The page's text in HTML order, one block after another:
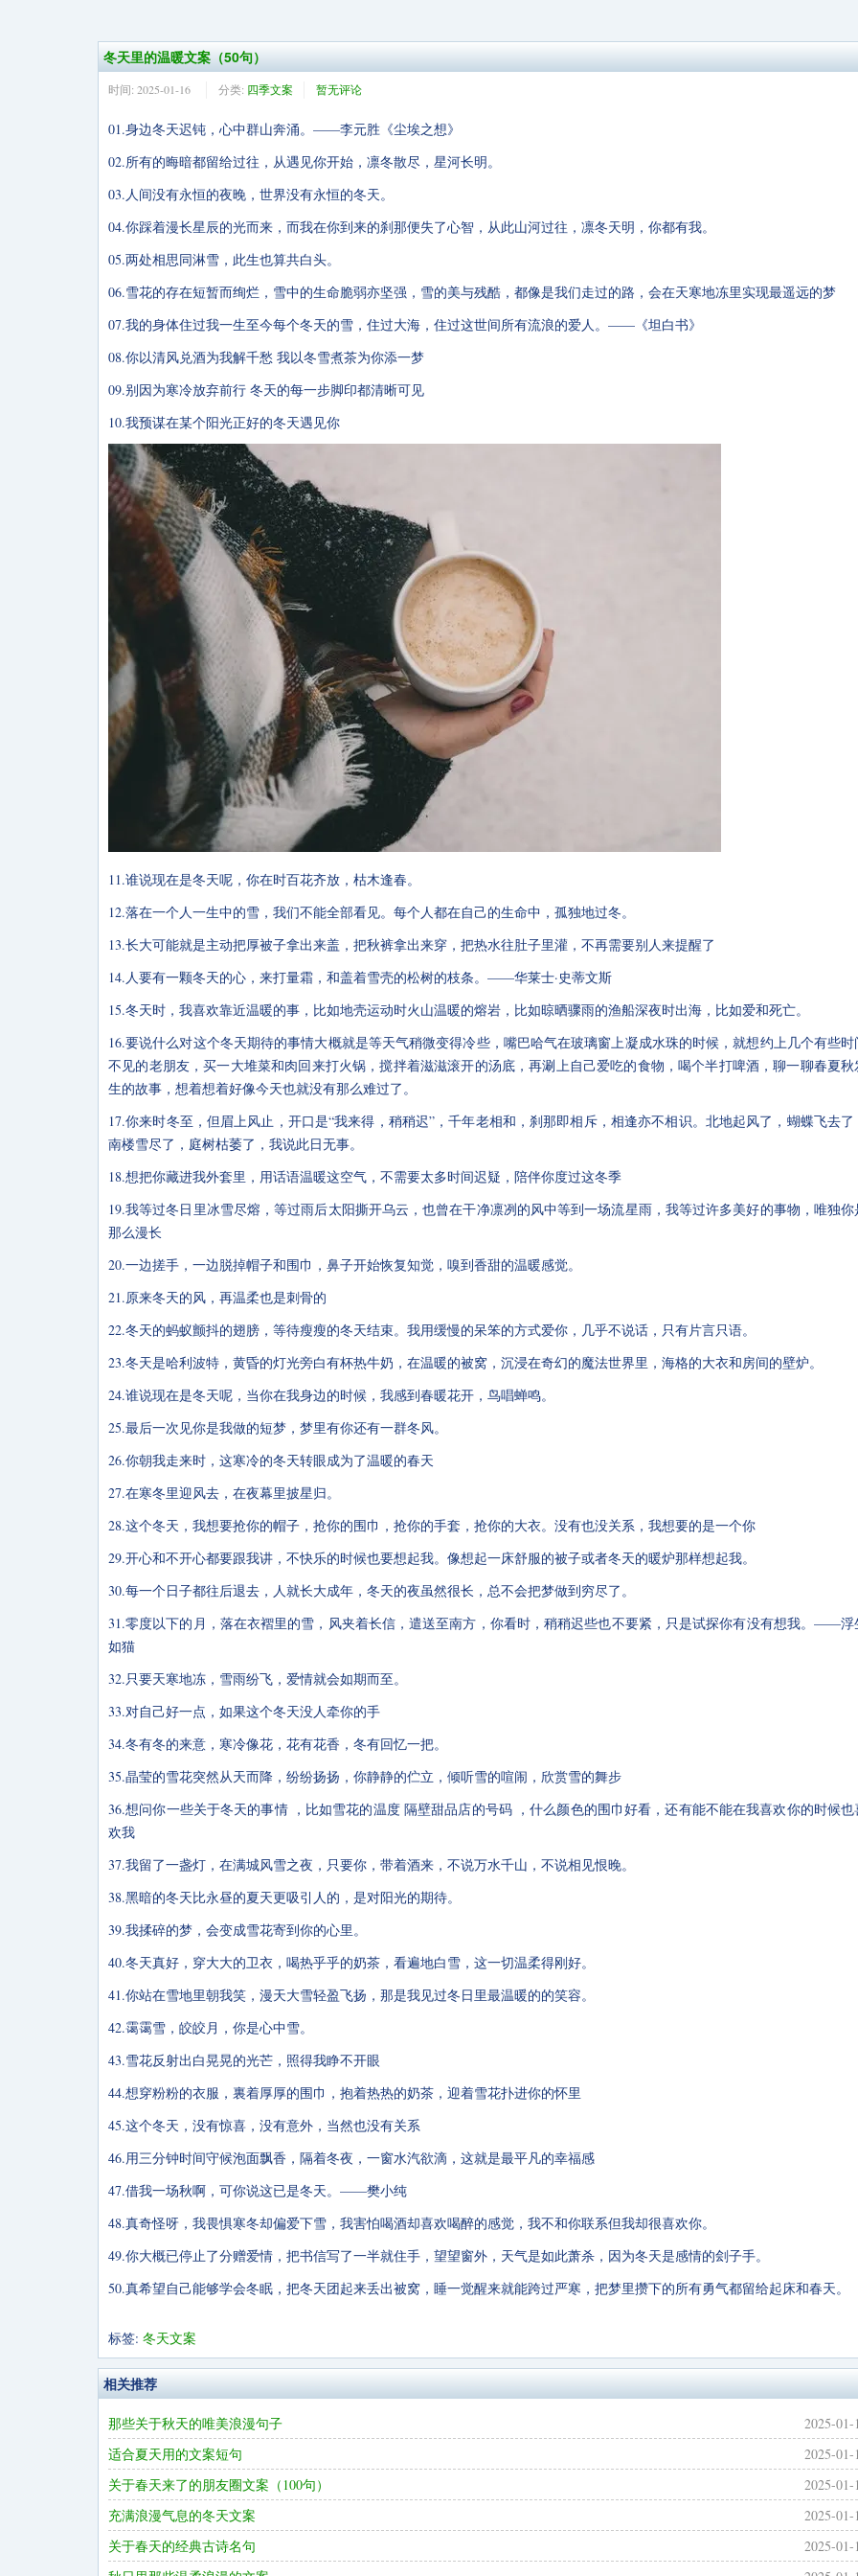
冬天里的温暖文案（50句）
时间: 2025-01-16 分类: 四季文案 暂无评论
01.身边冬天迟钝，心中群山奔涌。——李元胜《尘埃之想》
02.所有的晦暗都留给过往，从遇见你开始，凛冬散尽，星河长明。
03.人间没有永恒的夜晚，世界没有永恒的冬天。
04.你踩着漫长星辰的光而来，而我在你到来的刹那便失了心智，从此山河过往，凛冬天明，你都有我。
05.两处相思同淋雪，此生也算共白头。
06.雪花的存在短暂而绚烂，雪中的生命脆弱亦坚强，雪的美与残酷，都像是我们走过的路，会在天寒地冻里实现最遥远的梦
07.我的身体住过我一生至今每个冬天的雪，住过大海，住过这世间所有流浪的爱人。——《坦白书》
08.你以清风兑酒为我解千愁 我以冬雪煮茶为你添一梦
09.别因为寒冷放弃前行 冬天的每一步脚印都清晰可见
10.我预谋在某个阳光正好的冬天遇见你
11.谁说现在是冬天呢，你在时百花齐放，枯木逢春。
12.落在一个人一生中的雪，我们不能全部看见。每个人都在自己的生命中，孤独地过冬。
13.长大可能就是主动把厚被子拿出来盖，把秋裤拿出来穿，把热水往肚子里灌，不再需要别人来提醒了
14.人要有一颗冬天的心，来打量霜，和盖着雪壳的松树的枝条。——华莱士·史蒂文斯
15.冬天时，我喜欢靠近温暖的事，比如地壳运动时火山温暖的熔岩，比如晾晒骤雨的渔船深夜时出海，比如爱和死亡。
16.要说什么对这个冬天期待的事情大概就是等天气稍微变得冷些，嘴巴哈气在玻璃窗上凝成水珠的时候，就想约上几个有些时
不见的老朋友，买一大堆菜和肉回来打火锅，搅拌着滋滋滚开的汤底，再涮上自己爱吃的食物，喝个半打啤酒，聊一聊春夏秋
生的故事，想着想着好像今天也就没有那么难过了。
17.你来时冬至，但眉上风止，开口是“我来得，稍稍迟”，千年老相和，刹那即相斥，相逢亦不相识。北地起风了，蝴蝶飞去了
南楼雪尽了，庭树枯萎了，我说此日无事。
18.想把你藏进我外套里，用话语温暖这空气，不需要太多时间迟疑，陪伴你度过这冬季
19.我等过冬日里冰雪尽熔，等过雨后太阳撕开乌云，也曾在干净凛冽的风中等到一场流星雨，我等过许多美好的事物，唯独你
那么漫长
20.一边搓手，一边脱掉帽子和围巾，鼻子开始恢复知觉，嗅到香甜的温暖感觉。
21.原来冬天的风，再温柔也是刺骨的
22.冬天的蚂蚁颤抖的翅膀，等待瘦瘦的冬天结束。我用缓慢的呆笨的方式爱你，几乎不说话，只有片言只语。
23.冬天是哈利波特，黄昏的灯光旁白有杯热牛奶，在温暖的被窝，沉浸在奇幻的魔法世界里，海格的大衣和房间的壁炉。
24.谁说现在是冬天呢，当你在我身边的时候，我感到春暖花开，鸟唱蝉鸣。
25.最后一次见你是我做的短梦，梦里有你还有一群冬风。
26.你朝我走来时，这寒冷的冬天转眼成为了温暖的春天
27.在寒冬里迎风去，在夜幕里披星归。
28.这个冬天，我想要抢你的帽子，抢你的围巾，抢你的手套，抢你的大衣。没有也没关系，我想要的是一个你
29.开心和不开心都要跟我讲，不快乐的时候也要想起我。像想起一床舒服的被子或者冬天的暖炉那样想起我。
30.每一个日子都往后退去，人就长大成年，冬天的夜虽然很长，总不会把梦做到穷尽了。
31.零度以下的月，落在衣褶里的雪，风夹着长信，遣送至南方，你看时，稍稍迟些也不要紧，只是试探你有没有想我。——浮
如猫
32.只要天寒地冻，雪雨纷飞，爱情就会如期而至。
33.对自己好一点，如果这个冬天没人牵你的手
34.冬有冬的来意，寒冷像花，花有花香，冬有回忆一把。
35.晶莹的雪花突然从天而降，纷纷扬扬，你静静的伫立，倾听雪的喧闹，欣赏雪的舞步
36.想问你一些关于冬天的事情 ，比如雪花的温度 隔壁甜品店的号码 ，什么颜色的围巾好看，还有能不能在我喜欢你的时候也
欢我
37.我留了一盏灯，在满城风雪之夜，只要你，带着酒来，不说万水千山，不说相见恨晚。
38.黑暗的冬天比永昼的夏天更吸引人的，是对阳光的期待。
39.我揉碎的梦，会变成雪花寄到你的心里。
40.冬天真好，穿大大的卫衣，喝热乎乎的奶茶，看遍地白雪，这一切温柔得刚好。
41.你站在雪地里朝我笑，漫天大雪轻盈飞扬，那是我见过冬日里最温暖的的笑容。
42.霭霭雪，皎皎月，你是心中雪。
43.雪花反射出白晃晃的光芒，照得我睁不开眼
44.想穿粉粉的衣服，裏着厚厚的围巾，抱着热热的奶茶，迎着雪花扑进你的怀里
45.这个冬天，没有惊喜，没有意外，当然也没有关系
46.用三分钟时间守候泡面飘香，隔着冬夜，一窗水汽欲滴，这就是最平凡的幸福感
47.借我一场秋啊，可你说这已是冬天。——樊小纯
48.真奇怪呀，我畏惧寒冬却偏爱下雪，我害怕喝酒却喜欢喝醉的感觉，我不和你联系但我却很喜欢你。
49.你大概已停止了分赠爱情，把书信写了一半就住手，望望窗外，天气是如此萧杀，因为冬天是感情的刽子手。
50.真希望自己能够学会冬眠，把冬天团起来丢出被窝，睡一觉醒来就能跨过严寒，把梦里攒下的所有勇气都留给起床和春天。
标签: 冬天文案
相关推荐
2025-01-
那些关于秋天的唯美浪漫句子
2025-01-
适合夏天用的文案短句
2025-01-
关于春天来了的朋友圈文案（100句）
2025-01-
充满浪漫气息的冬天文案
2025-01-
关于春天的经典古诗名句